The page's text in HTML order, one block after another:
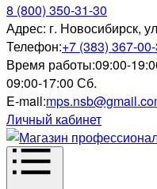
8 (800) 350-31-30
Адрес: г. Новосибирск,
Телефон:+7 (383) 367-
Время работы:09:00-
09:00-17:00 Сб.
E-mail:
Личный кабинет